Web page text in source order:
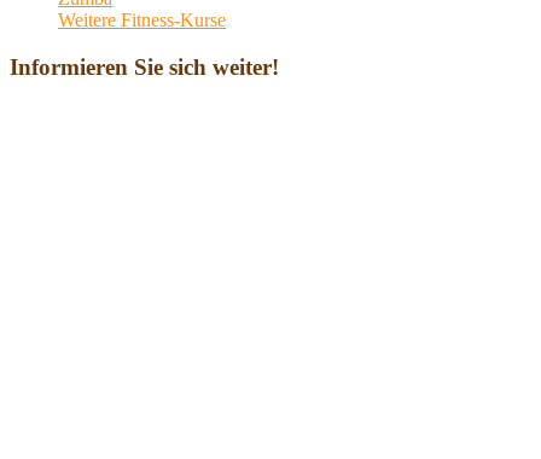
Weitere Fitness-Kurse
Informieren Sie sich weiter!